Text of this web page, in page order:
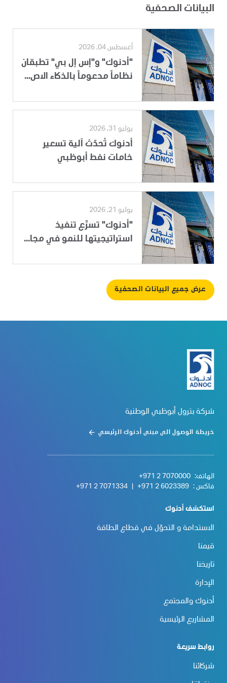
البيانات الصحفية
أغسطس 04, 2026
"أدنوك" و"إس إل بي" تطبقان
نظاماً مدعوماً بالذكاء الاص...
يوليو 31, 2026
أدنوك تُحدّث آلية تسعير
خامات نفط أبوظبي
يوليو 21, 2026
"أدنوك" تسرِّع تنفيذ
استراتيجيتها للنمو في مجا...
عرض جميع البيانات الصحفية
شركة بترول أبوظبي الوطنية
خريطة الوصول الى مبنى أدنوك الرئيسي
الهاتف: +971 2 7070000
فاكس : +971 2 6023389
+971 2 7071334
استكشف أدنوك
الاستدامة و التحوّل في قطاع الطاقة
قيمنا
تاريخنا
الإدارة
أدنوك والمجتمع
المشاريع الرئيسية
روابط سريعة
شركائنا